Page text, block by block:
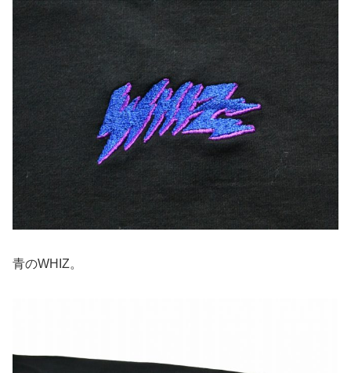
青のWHIZ。